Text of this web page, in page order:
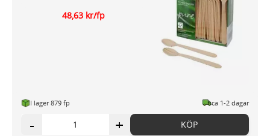
48,63 kr/fp
I lager 879 fp ca 1-2 dagar
- + KÖP